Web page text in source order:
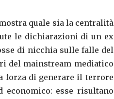
quale sia la centralità
le dichiarazioni di un ex
di nicchia sulle falle del
del mainstream mediatico
forza di generare il terrore
economico: esse risultano